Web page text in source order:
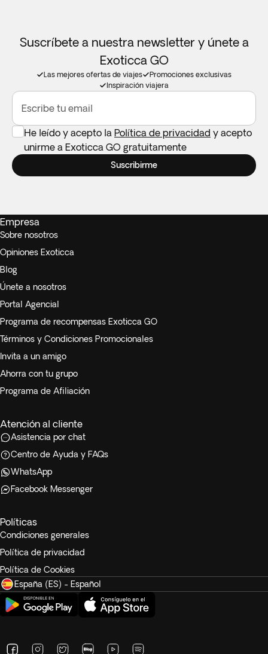
Suscríbete a nuestra newsletter y únete a
Exoticca GO
Las mejores ofertas de viajes
Promociones exclusivas
Inspiración viajera
Escribe tu email
He leído y acepto la Política de privacidad y acepto
unirme a Exoticca GO gratuitamente
Suscribirme
Empresa
Sobre nosotros
Opiniones Exoticca
Blog
Únete a nosotros
Portal Agencial
Programa de recompensas Exoticca GO
Términos y Condiciones Promocionales
Invita a un amigo
Ahorra con tu grupo
Programa de Afiliación
Atención al cliente
Asistencia por chat
Centro de Ayuda y FAQs
WhatsApp
Facebook Messenger
Políticas
Condiciones generales
Política de privacidad
Política de Cookies
España (ES) - Español